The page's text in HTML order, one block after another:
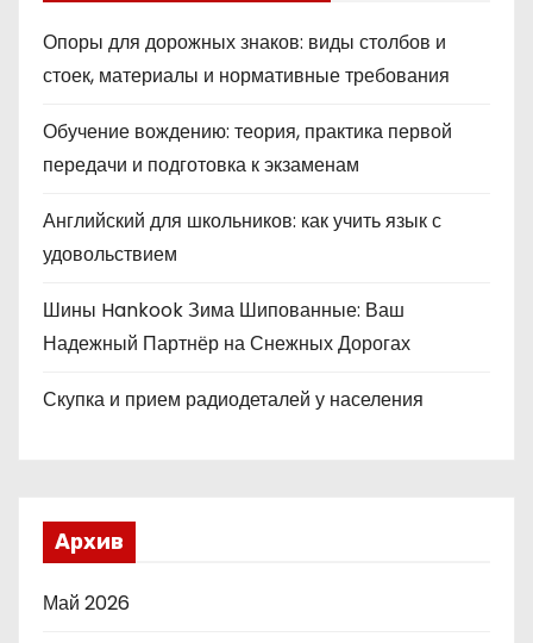
Опоры для дорожных знаков: виды столбов и
стоек, материалы и нормативные требования
Обучение вождению: теория, практика первой
передачи и подготовка к экзаменам
Английский для школьников: как учить язык с
удовольствием
Шины Hankook Зима Шипованные: Ваш
Надежный Партнёр на Снежных Дорогах
Скупка и прием радиодеталей у населения
Архив
Май 2026